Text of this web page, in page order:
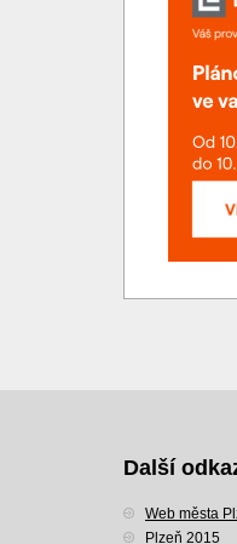
Další
Web města
Plzeň 2015